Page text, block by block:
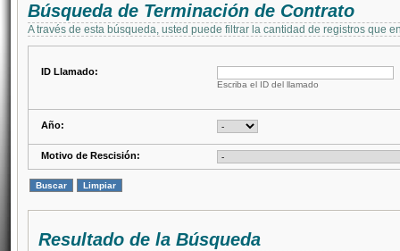
Búsqueda de Terminación de Contrato
A través de esta búsqueda, usted puede filtrar la cantidad de registros que
ID Llamado:
Escriba el ID del llamado
Año:
Motivo de Rescisión:
Resultado de la Búsqueda